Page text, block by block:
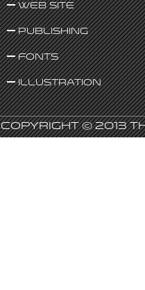
Web Site
Publishing
Fonts
Illustration
Copyright © 2013